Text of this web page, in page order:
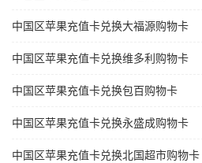
中国区苹果充值卡兑换大福源购物卡
中国区苹果充值卡兑换维多利购物卡
中国区苹果充值卡兑换包百购物卡
中国区苹果充值卡兑换永盛成购物卡
中国区苹果充值卡兑换北国超市购物卡